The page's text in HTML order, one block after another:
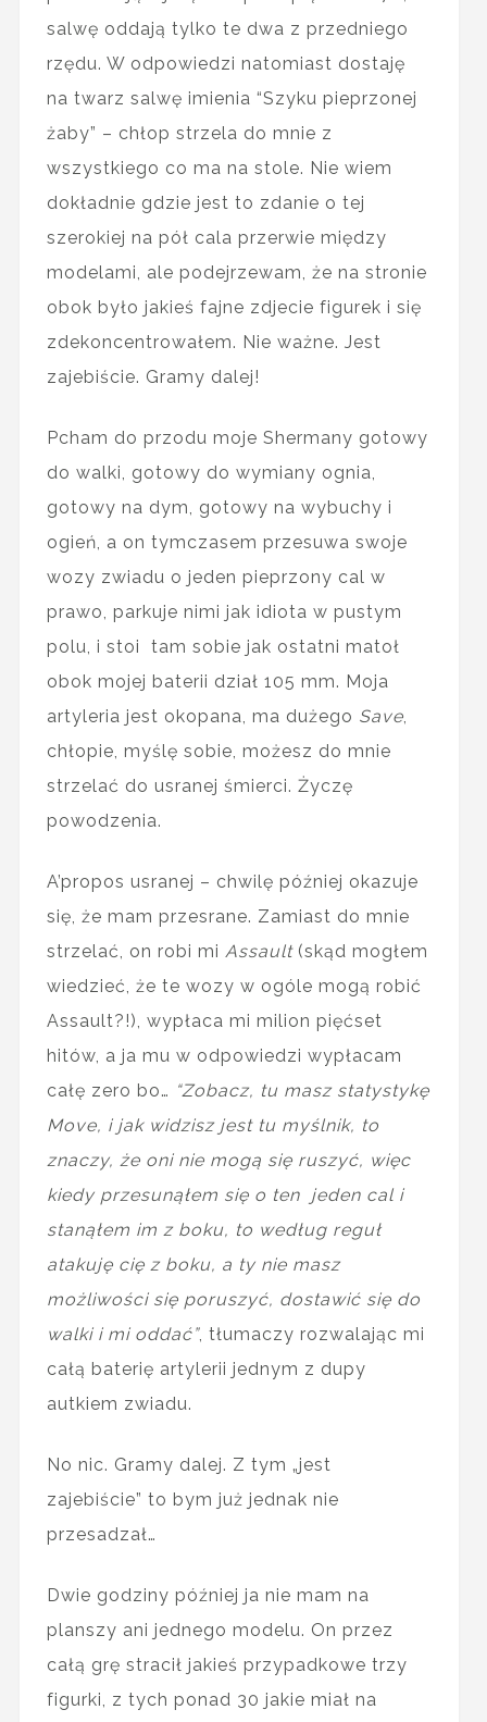
salwę oddają tylko te dwa z przedniego
rzędu. W odpowiedzi natomiast dostaję
na twarz salwę imienia “Szyku pieprzonej
żaby” – chłop strzela do mnie z
wszystkiego co ma na stole. Nie wiem
dokładnie gdzie jest to zdanie o tej
szerokiej na pół cala przerwie między
modelami, ale podejrzewam, że na stronie
obok było jakieś fajne zdjecie figurek i się
zdekoncentrowałem. Nie ważne. Jest
zajebiście. Gramy dalej!
Pcham do przodu moje Shermany gotowy
do walki, gotowy do wymiany ognia,
gotowy na dym, gotowy na wybuchy i
ogień, a on tymczasem przesuwa swoje
wozy zwiadu o jeden pieprzony cal w
prawo, parkuje nimi jak idiota w pustym
polu, i stoi tam sobie jak ostatni matoł
obok mojej baterii dział 105 mm. Moja
artyleria jest okopana, ma dużego Save,
chłopie, myślę sobie, możesz do mnie
strzelać do usranej śmierci. Życzę
powodzenia.
A’propos usranej – chwilę później okazuje
się, że mam przesrane. Zamiast do mnie
strzelać, on robi mi Assault(skąd mogłem
wiedzieć, że te wozy w ogóle mogą robić
Assault?!), wypłaca mi milion pięćset
hitów, a ja mu w odpowiedzi wypłacam
całę zero bo… “Zobacz, tu masz statystykę
Move, i jak widzisz jest tu myślnik, to
znaczy, że oni nie mogą się ruszyć, więc
kiedy przesunąłem się o ten jeden cal i
stanąłem im z boku, to według reguł
atakuję cię z boku, a ty nie masz
możliwości się poruszyć, dostawić się do
walki i mi oddać”, tłumaczy rozwalając mi
całą baterię artylerii jednym z dupy
autkiem zwiadu.
No nic. Gramy dalej. Z tym „jest
zajebiście” to bym już jednak nie
przesadzał…
Dwie godziny później ja nie mam na
planszy ani jednego modelu. On przez
całą grę stracił jakieś przypadkowe trzy
figurki, z tych ponad 30 jakie miał na